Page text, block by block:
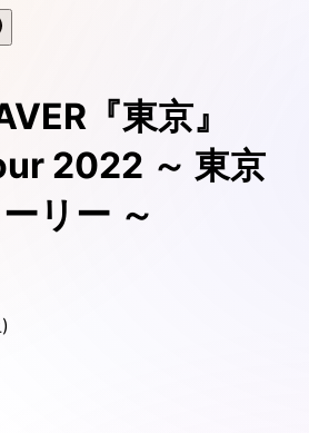
『東京』
2022 ～ 東京
リー ～